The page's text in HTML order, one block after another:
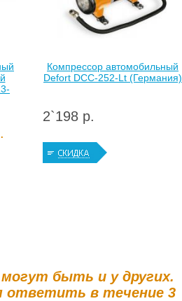
Компрессор автомобильный
Defort DCC-252-Lt (Германия)
2`198 р.
быть и у других.
ответить в течение 3